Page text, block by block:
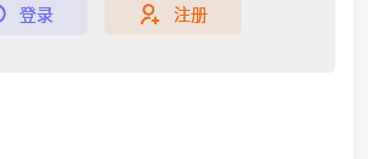
登录 注册